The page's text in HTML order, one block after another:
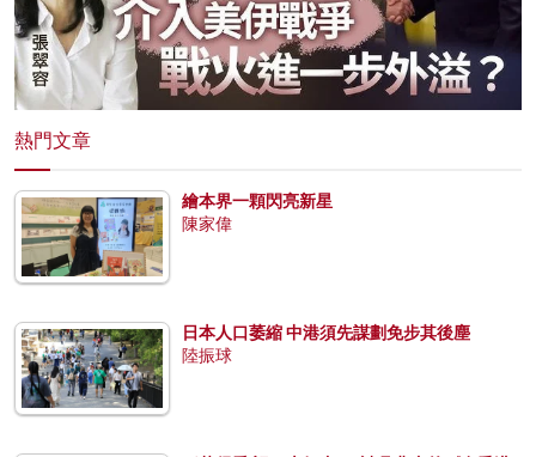
熱門文章
繪本界一顆閃亮新星
陳家偉
日本人口萎縮 中港須先謀劃免步其後塵
陸振球